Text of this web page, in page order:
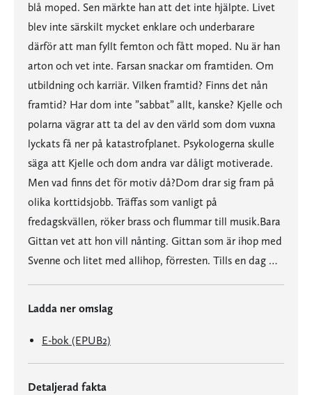
blå moped. Sen märkte han att det inte hjälpte. Livet
blev inte särskilt mycket enklare och underbarare
därför att man fyllt femton och fått moped. Nu är han
arton och vet inte. Farsan snackar om framtiden. Om
utbildning och karriär. Vilken framtid? Finns det nån
framtid? Har dom inte ”sabbat” allt, kanske? Kjelle och
polarna vägrar att ta del av den värld som dom vuxna
lyckats få ner på katastrofplanet. Psykologerna skulle
säga att Kjelle och dom andra var dåligt motiverade.
Men vad finns det för motiv då?Dom drar sig fram på
olika korttidsjobb. Träffas som vanligt på
fredagskvällen, röker brass och flummar till musik.Bara
Gittan vet att hon vill nånting. Gittan som är ihop med
Svenne och litet med allihop, förresten. Tills en dag …
Ladda ner omslag
E-bok (EPUB2)
Detaljerad fakta